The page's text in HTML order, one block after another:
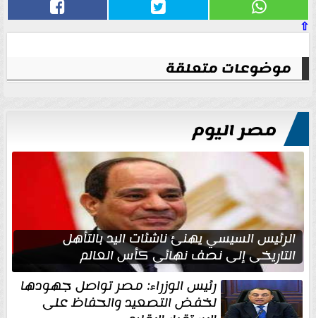
⇧
موضوعات متعلقة
مصر اليوم
الرئيس السيسي يهنئ ناشئات اليد بالتأهل
التاريخي إلى نصف نهائي كأس العالم
رئيس الوزراء: مصر تواصل جهودها
لخفض التصعيد والحفاظ على